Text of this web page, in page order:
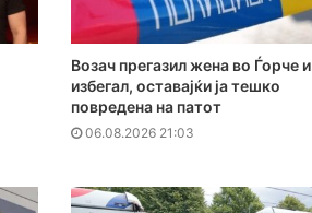
Возач прегазил жена во Ѓорче и
избегал, оставајќи ја тешко
повредена на патот
06.08.2026 21:03